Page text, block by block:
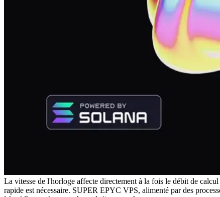
La vitesse de l'horloge affecte directement à la fois le débit de
rapide est nécessaire. SUPER EPYC VPS, alimenté par des